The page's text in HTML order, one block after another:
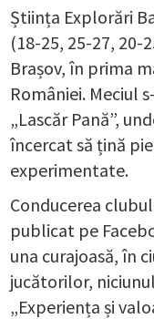
Știința Explorări
(18-25, 25-27, 20-
Brașov, în prima
României. Meciul
„Lascăr Pană”,
încercat să țină
experimentate.
Conducerea
publicat pe
una curajoasă, în
jucătorilor,
„Experiența și